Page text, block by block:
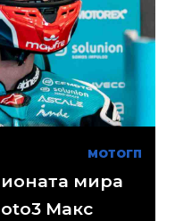
МОТОГП
мира
Макс